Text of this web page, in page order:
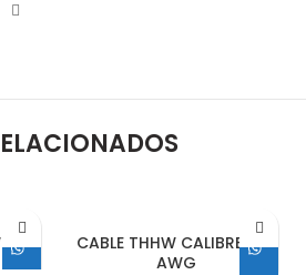
PVC
CABLE THHW CALIBRE 4/0
AWG